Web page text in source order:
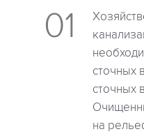
сточных
сточных
на